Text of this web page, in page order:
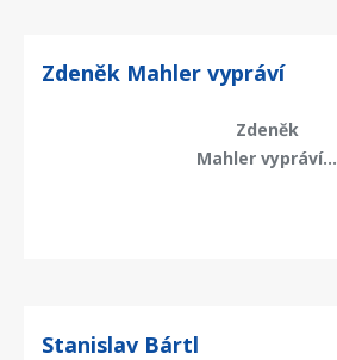
Zdeněk Mahler vypráví
Zdeněk
Mahler vypráví...
Stanislav Bártl